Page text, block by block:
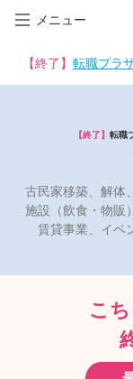
メニュー
【終了】 転職プラ
【終了】 転職
古民家移築、解体
施設（飲食・物販
賃貸事業、イベ
こ